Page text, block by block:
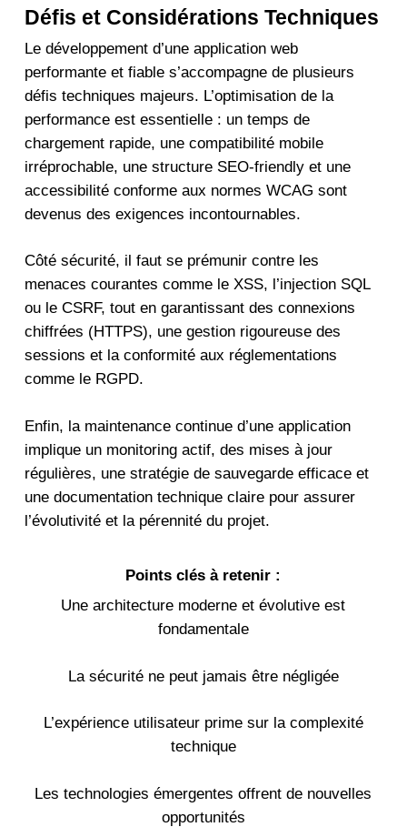
Défis et Considérations Techniques
Le développement d’une application web
performante et fiable s’accompagne de plusieurs
défis techniques majeurs. L’optimisation de la
performance est essentielle : un temps de
chargement rapide, une compatibilité mobile
irréprochable, une structure SEO-friendly et une
accessibilité conforme aux normes WCAG sont
devenus des exigences incontournables.
Côté sécurité, il faut se prémunir contre les
menaces courantes comme le XSS, l’injection SQL
ou le CSRF, tout en garantissant des connexions
chiffrées (HTTPS), une gestion rigoureuse des
sessions et la conformité aux réglementations
comme le RGPD.
Enfin, la maintenance continue d’une application
implique un monitoring actif, des mises à jour
régulières, une stratégie de sauvegarde efficace et
une documentation technique claire pour assurer
l’évolutivité et la pérennité du projet.
Points clés à retenir :
Une architecture moderne et évolutive est
fondamentale
La sécurité ne peut jamais être négligée
L’expérience utilisateur prime sur la complexité
technique
Les technologies émergentes offrent de nouvelles
opportunités